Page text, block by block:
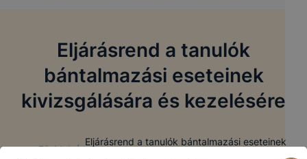
Eljárásrend a tanulók
bántalmazási eseteinek
kivizsgálására és kezelésére
Főoldal /
Eljárásrend a tanulók bántalmazási eseteinek